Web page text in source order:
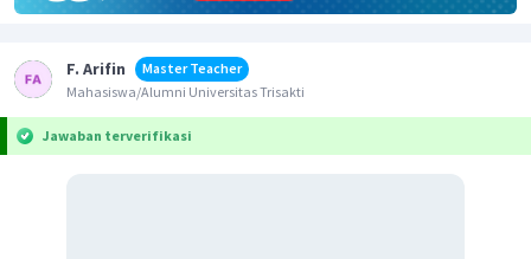
F. Arifin
Master Teacher
Mahasiswa/Alumni Universitas Trisakti
Jawaban terverifikasi